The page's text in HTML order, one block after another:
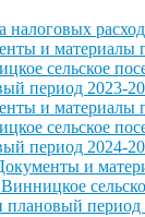
налоговых
и
сельское
период 2023-
и
сельское
период 2024-
и
плановый период